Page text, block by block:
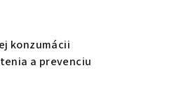
konzumácii
a prevenciu